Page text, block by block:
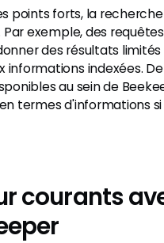
points forts, la
Par exemple, des
des résultats
informations indexées.
au sein de
termes d'informations
courants